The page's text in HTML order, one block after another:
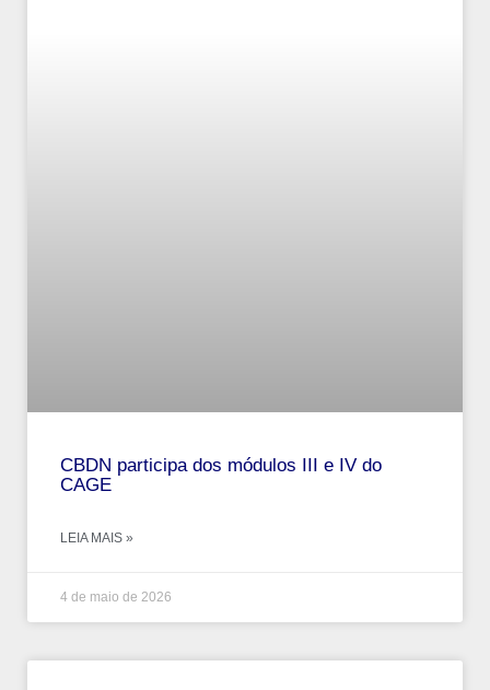
CBDN participa dos módulos III e IV do
CAGE
LEIA MAIS »
4 de maio de 2026